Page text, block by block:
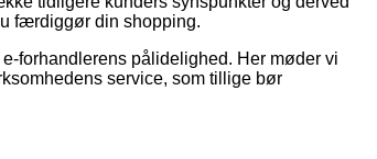
færdiggør din shopping.
forhandlerens pålidelighed. Her møder vi
service, som tillige bør